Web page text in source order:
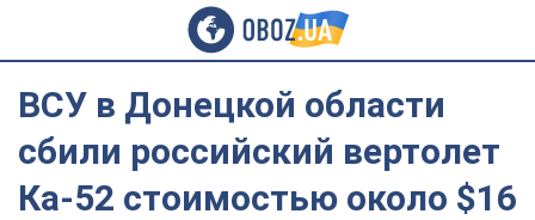
ВСУ в Донецкой области
сбили российский вертолет
Ка-52 стоимостью около $16